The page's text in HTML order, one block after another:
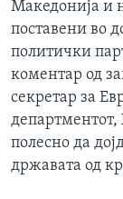
Македонија и
поставени во
политички
коментар од
секретар за
департментот,
полесно да
државата од